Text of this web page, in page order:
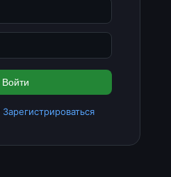
Войти
Зарегистрироваться